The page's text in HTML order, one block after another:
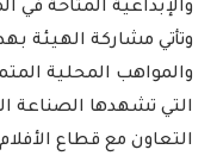
والإبداعية المتاحة في
وتأتي مشاركة الهيئة
والمواهب المحلية
التي تشهدها الصناعة
التعاون مع قطاع